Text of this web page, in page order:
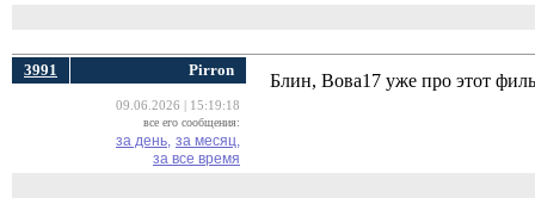
3991 Pirron
09.06.2026 | 15:19:18
все его сообщения:
за день, за месяц,
за все время
Блин, Вова17 уже про этот